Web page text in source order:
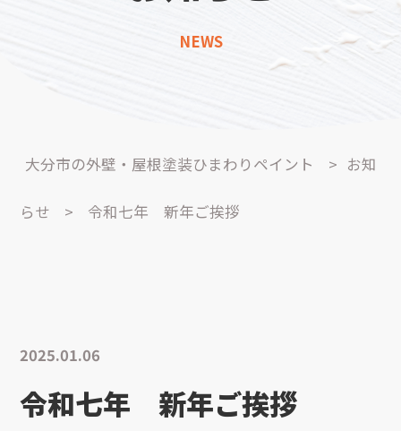
NEWS
大分市の外壁・屋根塗装ひまわりペイント > お知
らせ > 令和七年 新年ご挨拶
2025.01.06
令和七年 新年ご挨拶